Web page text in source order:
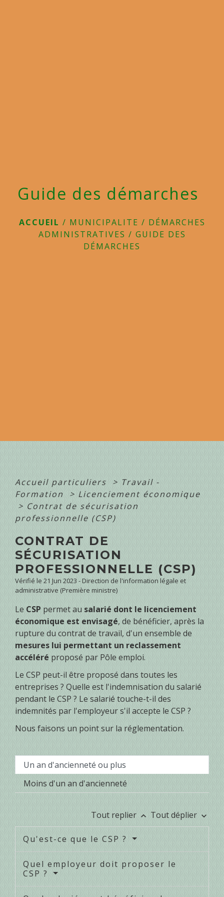
Guide des démarches
ACCUEIL / MUNICIPALITE / DÉMARCHES
ADMINISTRATIVES / GUIDE DES
DÉMARCHES
Accueil particuliers > Travail -
Formation
> Licenciement économique
> Contrat de sécurisation
professionnelle (CSP)
CONTRAT DE
SÉCURISATION
PROFESSIONNELLE (CSP)
Vérifié le 21 Jun 2023 - Direction de l'information légale et
administrative (Première ministre)
Le CSP permet au salarié dont le licenciement
économique est envisagé, de bénéficier, après la
rupture du contrat de travail, d'un ensemble de
mesures lui permettant un reclassement
accéléré proposé par Pôle emploi.
Le CSP peut-il être proposé dans toutes les
entreprises ? Quelle est l'indemnisation du salarié
pendant le CSP ? Le salarié touche-t-il des
indemnités par l'employeur s'il accepte le CSP ?
Nous faisons un point sur la réglementation.
Un an d'ancienneté ou plus
Moins d'un an d'ancienneté
Tout replier keyboard_arrow_up Tout déplier keyboard_arrow_down
Qu'est-ce que le CSP ?
Quel employeur doit proposer le
CSP ?